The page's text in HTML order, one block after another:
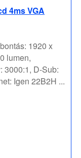
4ms VGA
1920 x
lumen,
3000:1, D-Sub:
Igen 22B2H ...